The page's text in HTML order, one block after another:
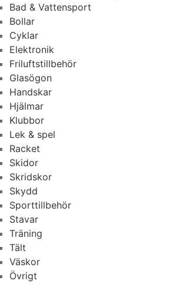
Bad & Vattensport
Bollar
Cyklar
Elektronik
Friluftstillbehör
Glasögon
Handskar
Hjälmar
Klubbor
Lek & spel
Racket
Skidor
Skridskor
Skydd
Sporttillbehör
Stavar
Träning
Tält
Väskor
Övrigt